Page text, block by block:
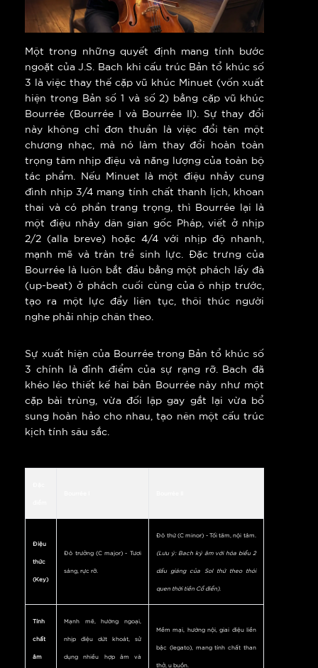
Một trong những quyết định mang tính bước
ngoặt của J.S. Bach khi cấu trúc Bản tổ khúc số
3 là việc thay thế cặp vũ khúc Minuet (vốn xuất
hiện trong Bản số 1 và số 2) bằng cặp vũ khúc
Bourrée (Bourrée I và Bourrée II). Sự thay đổi
này không chỉ đơn thuần là việc đổi tên một
chương nhạc, mà nó làm thay đổi hoàn toàn
trọng tâm nhịp điệu và năng lượng của toàn bộ
tác phẩm. Nếu Minuet là một điệu nhảy cung
đình nhịp 3/4 mang tính chất thanh lịch, khoan
thai và có phần trang trọng, thì Bourrée lại là
một điệu nhảy dân gian gốc Pháp, viết ở nhịp
2/2 (alla breve) hoặc 4/4 với nhịp độ nhanh,
mạnh mẽ và tràn trề sinh lực. Đặc trưng của
Bourrée là luôn bắt đầu bằng một phách lấy đà
(up-beat) ở phách cuối cùng của ô nhịp trước,
tạo ra một lực đẩy liên tục, thôi thúc người
nghe phải nhịp chân theo.
Sự xuất hiện của Bourrée trong Bản tổ khúc số
3 chính là đỉnh điểm của sự rạng rỡ. Bach đã
khéo léo thiết kế hai bản Bourrée này như một
cặp bài trùng, vừa đối lập gay gắt lại vừa bổ
sung hoàn hảo cho nhau, tạo nên một cấu trúc
kịch tính sâu sắc.
Điệu
thức
(Key)
Đô trưởng (C major) - Tươi
sáng, rực rỡ.
Đô thứ (C minor) - Tối tăm, nội tâm.
(Lưu ý: Bach ký âm với hóa biểu 2
dấu giáng của Sol thứ theo thói
quen thời tiền Cổ điển).
Tính
chất
âm
Mạnh mẽ, hướng ngoại,
nhịp điệu dứt khoát, sử
dụng nhiều hợp âm và
Mềm mại, hướng nội, giai điệu liền
bậc (legato), mang tính chất than
thở, u buồn.